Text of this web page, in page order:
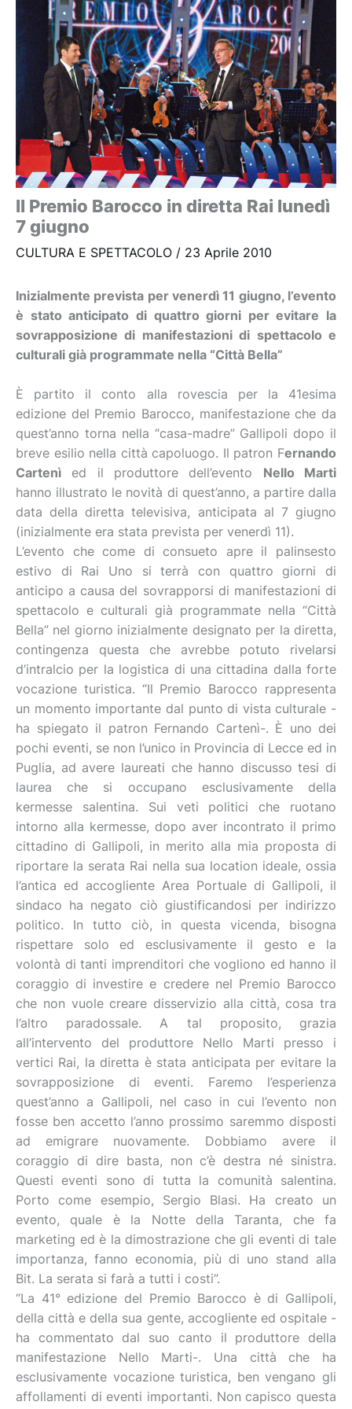
Il Premio Barocco in diretta Rai lunedì
7 giugno
CULTURA E SPETTACOLO / 23 Aprile 2010
Inizialmente prevista per venerdì 11 giugno, l’evento
è stato anticipato di quattro giorni per evitare la
sovrapposizione di manifestazioni di spettacolo e
culturali già programmate nella “Città Bella”
È partito il conto alla rovescia per la 41esima
edizione del Premio Barocco, manifestazione che da
quest’anno torna nella “casa-madre” Gallipoli dopo il
breve esilio nella città capoluogo. Il patron Fernando
Cartenì ed il produttore dell’evento Nello Marti
hanno illustrato le novità di quest’anno, a partire dalla
data della diretta televisiva, anticipata al 7 giugno
(inizialmente era stata prevista per venerdì 11).
L’evento che come di consueto apre il palinsesto
estivo di Rai Uno si terrà con quattro giorni di
anticipo a causa del sovrapporsi di manifestazioni di
spettacolo e culturali già programmate nella “Città
Bella” nel giorno inizialmente designato per la diretta,
contingenza questa che avrebbe potuto rivelarsi
d’intralcio per la logistica di una cittadina dalla forte
vocazione turistica. “Il Premio Barocco rappresenta
un momento importante dal punto di vista culturale -
ha spiegato il patron Fernando Cartenì-. È uno dei
pochi eventi, se non l’unico in Provincia di Lecce ed in
Puglia, ad avere laureati che hanno discusso tesi di
laurea che si occupano esclusivamente della
kermesse salentina. Sui veti politici che ruotano
intorno alla kermesse, dopo aver incontrato il primo
cittadino di Gallipoli, in merito alla mia proposta di
riportare la serata Rai nella sua location ideale, ossia
l’antica ed accogliente Area Portuale di Gallipoli, il
sindaco ha negato ciò giustificandosi per indirizzo
politico. In tutto ciò, in questa vicenda, bisogna
rispettare solo ed esclusivamente il gesto e la
volontà di tanti imprenditori che vogliono ed hanno il
coraggio di investire e credere nel Premio Barocco
che non vuole creare disservizio alla città, cosa tra
l’altro paradossale. A tal proposito, grazia
all’intervento del produttore Nello Marti presso i
vertici Rai, la diretta è stata anticipata per evitare la
sovrapposizione di eventi. Faremo l’esperienza
quest’anno a Gallipoli, nel caso in cui l’evento non
fosse ben accetto l’anno prossimo saremmo disposti
ad emigrare nuovamente. Dobbiamo avere il
coraggio di dire basta, non c’è destra né sinistra.
Questi eventi sono di tutta la comunità salentina.
Porto come esempio, Sergio Blasi. Ha creato un
evento, quale è la Notte della Taranta, che fa
marketing ed è la dimostrazione che gli eventi di tale
importanza, fanno economia, più di uno stand alla
Bit. La serata si farà a tutti i costi”.
“La 41° edizione del Premio Barocco è di Gallipoli,
della città e della sua gente, accogliente ed ospitale -
ha commentato dal suo canto il produttore della
manifestazione Nello Marti-. Una città che ha
esclusivamente vocazione turistica, ben vengano gli
affollamenti di eventi importanti. Non capisco questa